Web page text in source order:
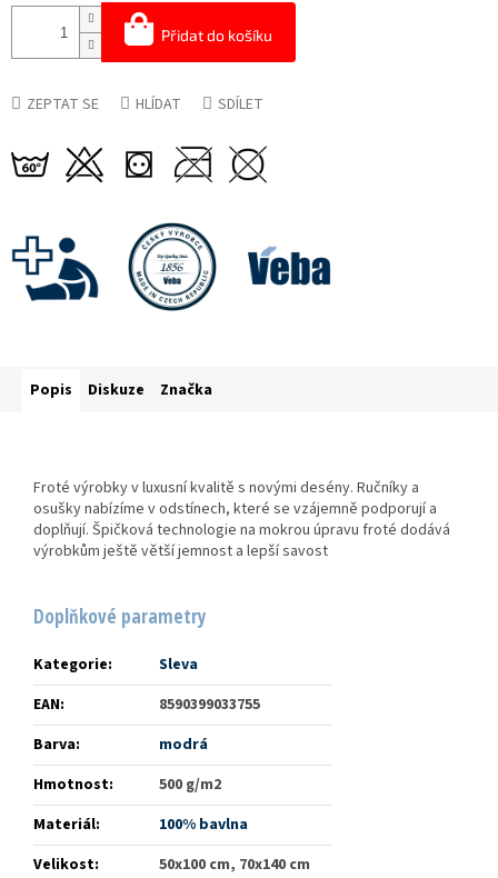
Přidat do košíku
ZEPTAT SE HLÍDAT SDÍLET
Popis Diskuze Značka
Froté výrobky v luxusní kvalitě s novými desény. Ručníky a
osušky nabízíme v odstínech, které se vzájemně podporují a
doplňují. Špičková technologie na mokrou úpravu froté dodává
výrobkům ještě větší jemnost a lepší savost
Doplňkové parametry
Kategorie:
Sleva
EAN:
8590399033755
Barva:
modrá
Hmotnost:
500 g/m2
Materiál:
100% bavlna
Velikost:
50x100 cm, 70x140 cm